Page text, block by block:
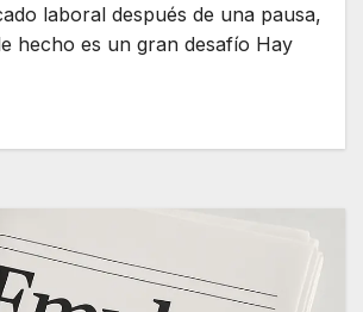
laboral después de una pausa,
hecho es un gran desafío Hay